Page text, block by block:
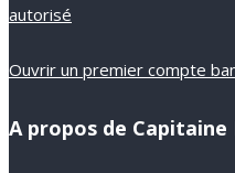
autorisé
Ouvrir un premier compte
A propos de Capitaine